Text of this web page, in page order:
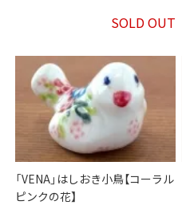
SOLD OUT
「VENA」はしおき小鳥【コーラル
ピンクの花】